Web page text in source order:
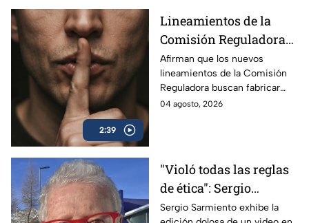
2:39
Lineamientos de la
Comisión Reguladora
buscan silenciar a TV
Azteca
Afirman que los nuevos
lineamientos de la Comisión
Reguladora buscan fabricar
autocensura y controlar los
04 agosto, 2026
"Violó todas las reglas
de ética": Sergio
Sarmiento responde a
Sergio Sarmiento exhibe la